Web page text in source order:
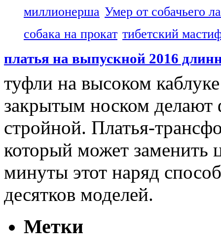
миллионерша Умер от собачьего
собака на прокат тибетский
платья на выпускной 2016
туфли на высоком
закрытым носком делают
стройной. Платья-
который может заменить
минуты этот наряд
десятков моделей.
Метки